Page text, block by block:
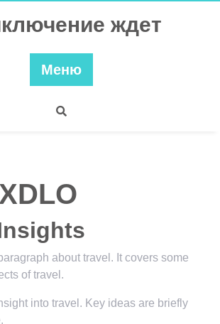
ждет
Меню
about travel. It covers some
of travel.
into travel. Key ideas are briefly